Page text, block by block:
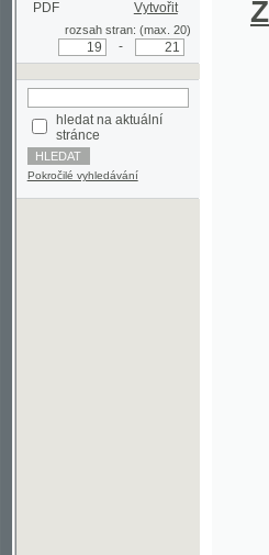
stránce
Pokročilé vyhledávání